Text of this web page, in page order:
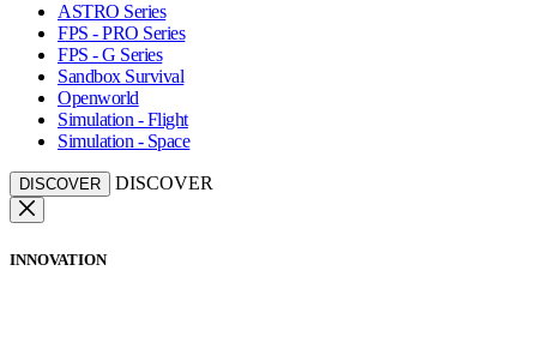
ASTRO Series
FPS - PRO Series
FPS - G Series
Sandbox Survival
Openworld
Simulation - Flight
Simulation - Space
DISCOVER DISCOVER
INNOVATION